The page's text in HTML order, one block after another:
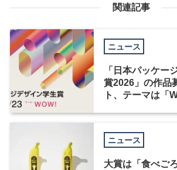
関連記事
ニュース
「日本パッケー
賞2026」の作品
ト、テーマは「
ニュース
大賞は「食べご